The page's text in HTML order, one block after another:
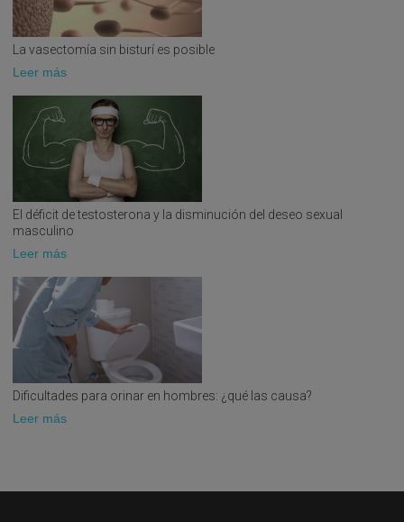
Autor de 102 CAPITULOS DE LIBROS, destacando:
Socio Cultural, Educational and Ethical aspects of
Eréctile Dysfunction (World Health Organization,)
Epidemiología y etiopatogenia de la disfunción
eréctil.
Disfunción eréctil asociada a endocrinopatías y
diabetes.
Enfermedad de la peyronie, priapismo e incurvacion
congenita del pene.
Hipogonadismo de inicio tardio: tratamiento y
seguimiento
Hipogonadismo de inicio tardio.
La vasectomía sin bisturí es posible
Leer más
El déficit de testosterona y la disminución del deseo sexual
masculino
Leer más
Dificultades para orinar en hombres: ¿qué las causa?
Leer más